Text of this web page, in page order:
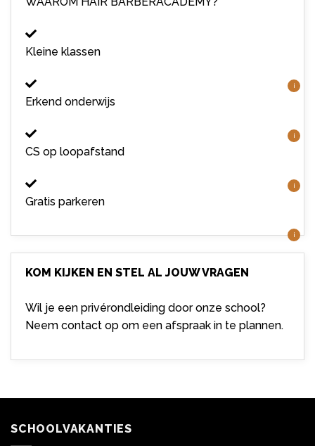
Kleine klassen
i
Erkend onderwijs
i
CS op loopafstand
i
Gratis parkeren
i
KOM KIJKEN EN STEL AL JOUW VRAGEN
Wil je een privérondleiding door onze school?
Neem contact op om een afspraak in te plannen.
SCHOOLVAKANTIES